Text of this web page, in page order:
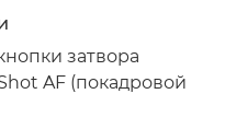
затвора
AF (покадровой